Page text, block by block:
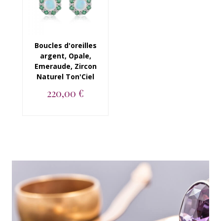
Boucles d'oreilles
argent, Opale,
Emeraude, Zircon
Naturel Ton'Ciel
220,00 €